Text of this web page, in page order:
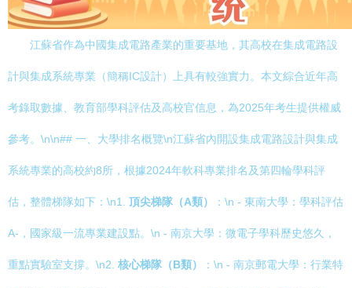
江蘇省作為中國集成電路產業的重要基地，其高校在集成電路設
計與集成系統專業（簡稱IC設計）上具有較強實力。本文綜合近年高
考錄取數據、教育部學科評估及高校官信息，為2025年考生提供權威
參考。\n\n## 一、大學排名概覽\n江蘇省內開設集成電路設計與集成
系統專業的高校約8所，根據2024年軟科專業排名及第四輪學科評
估，整體梯隊如下：\n1. 頂尖梯隊（A類） ：\n - 東南大學：學科評估
A-，國家級一流專業建設點。\n - 南京大學：微電子學科歷史悠久，
重點實驗室支撐。\n2. 核心梯隊（B類） ：\n - 南京郵電大學：行業特